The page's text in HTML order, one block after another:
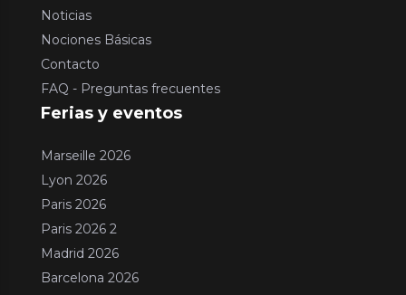
Noticias
Nociones Básicas
Contacto
FAQ - Preguntas frecuentes
Ferias y eventos
Marseille 2026
Lyon 2026
Paris 2026
Paris 2026 2
Madrid 2026
Barcelona 2026